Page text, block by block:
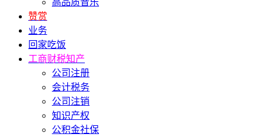
高品质音乐
赞赏
业务
回家吃饭
工商财税知产
公司注册
会计税务
公司注销
知识产权
公积金社保